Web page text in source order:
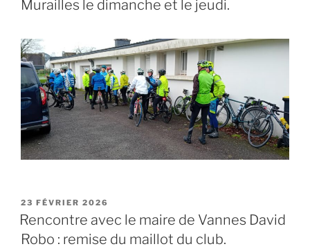
Murailles le dimanche et le jeudi.
PUBLIÉ
LE
23 FÉVRIER 2026
Rencontre avec le maire de Vannes David
Robo : remise du maillot du club.